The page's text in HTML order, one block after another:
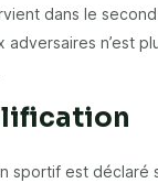
dans le
adversaires n’est
sportif est déclaré